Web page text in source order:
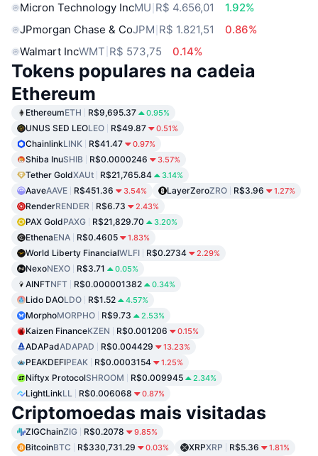
Micron Technology IncMU R$ 4.656,01
1.92%
JPmorgan Chase & CoJPM R$ 1.821,51
0.86%
Walmart IncWMT R$ 573,75 0.14%
Tokens populares na cadeia
Ethereum
EthereumETH R$9,695.37 0.95%
UNUS SED LEOLEO R$49.87 0.51%
ChainlinkLINK R$41.47 0.97%
Shiba InuSHIB R$0.0000246 3.57%
Tether GoldXAUt R$21,765.84 3.14%
AaveAAVE R$451.36 3.54% LayerZeroZRO R$3.96 1.27%
RenderRENDER R$6.73 2.43%
PAX GoldPAXG R$21,829.70 3.20%
EthenaENA R$0.4605 1.83%
World Liberty FinancialWLFI R$0.2734 2.29%
NexoNEXO R$3.71 0.05%
AINFTNFT R$0.000001382 0.34%
Lido DAOLDO R$1.52 4.57%
MorphoMORPHO R$9.73 2.53%
Kaizen FinanceKZEN R$0.001206 0.15%
ADAPadADAPAD R$0.004429 13.23%
PEAKDEFIPEAK R$0.0003154 1.25%
Niftyx ProtocolSHROOM R$0.009945 2.34%
LightLinkLL R$0.006068 0.87%
Criptomoedas mais visitadas
ZIGChainZIG R$0.2078 9.85%
BitcoinBTC R$330,731.29 0.03% XRPXRP R$5.36 1.81%